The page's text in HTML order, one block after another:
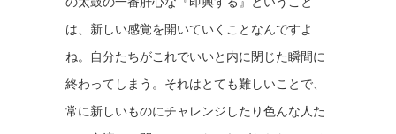
は、新しい感覚を開いていくことなんですよ
ね。自分たちがこれでいいと内に閉じた瞬間に
終わってしまう。それはとても難しいことで、
常に新しいものにチャレンジしたり色んな人た